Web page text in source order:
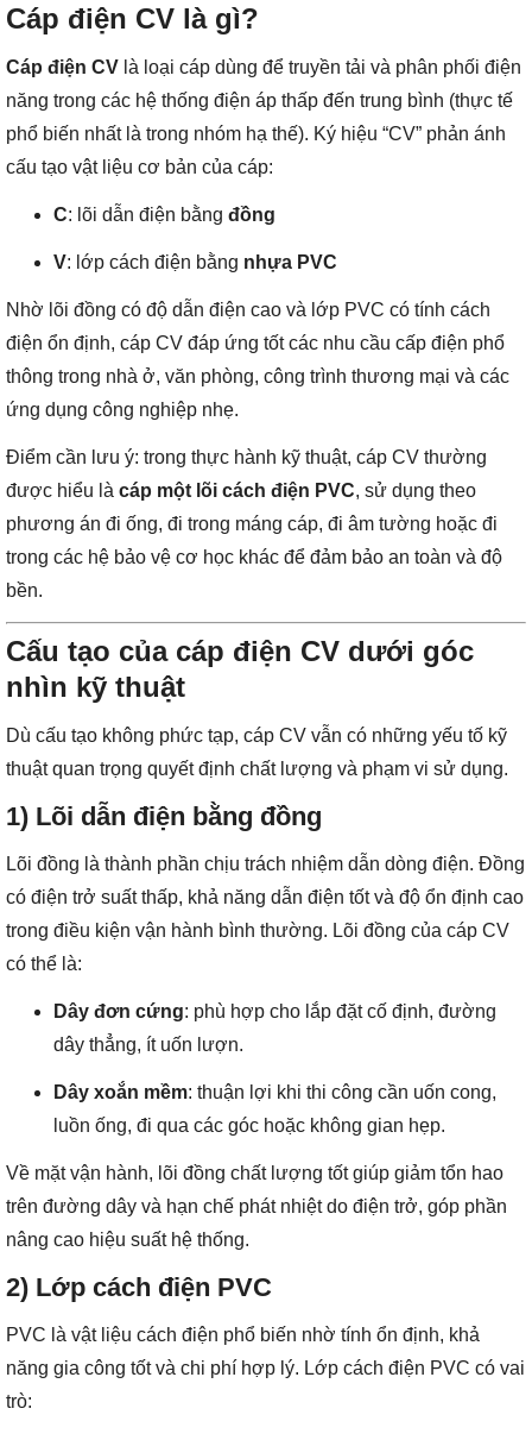
Cáp điện CV là gì?
Cáp điện CV là loại cáp dùng để truyền tải và phân phối điện
năng trong các hệ thống điện áp thấp đến trung bình (thực tế
phổ biến nhất là trong nhóm hạ thế). Ký hiệu “CV” phản ánh
cấu tạo vật liệu cơ bản của cáp:
C: lõi dẫn điện bằng đồng
V: lớp cách điện bằng nhựa PVC
Nhờ lõi đồng có độ dẫn điện cao và lớp PVC có tính cách
điện ổn định, cáp CV đáp ứng tốt các nhu cầu cấp điện phổ
thông trong nhà ở, văn phòng, công trình thương mại và các
ứng dụng công nghiệp nhẹ.
Điểm cần lưu ý: trong thực hành kỹ thuật, cáp CV thường
được hiểu là cáp một lõi cách điện PVC, sử dụng theo
phương án đi ống, đi trong máng cáp, đi âm tường hoặc đi
trong các hệ bảo vệ cơ học khác để đảm bảo an toàn và độ
bền.
Cấu tạo của cáp điện CV dưới góc
nhìn kỹ thuật
Dù cấu tạo không phức tạp, cáp CV vẫn có những yếu tố kỹ
thuật quan trọng quyết định chất lượng và phạm vi sử dụng.
1) Lõi dẫn điện bằng đồng
Lõi đồng là thành phần chịu trách nhiệm dẫn dòng điện. Đồng
có điện trở suất thấp, khả năng dẫn điện tốt và độ ổn định cao
trong điều kiện vận hành bình thường. Lõi đồng của cáp CV
có thể là:
Dây đơn cứng: phù hợp cho lắp đặt cố định, đường
dây thẳng, ít uốn lượn.
Dây xoắn mềm: thuận lợi khi thi công cần uốn cong,
luồn ống, đi qua các góc hoặc không gian hẹp.
Về mặt vận hành, lõi đồng chất lượng tốt giúp giảm tổn hao
trên đường dây và hạn chế phát nhiệt do điện trở, góp phần
nâng cao hiệu suất hệ thống.
2) Lớp cách điện PVC
PVC là vật liệu cách điện phổ biến nhờ tính ổn định, khả
năng gia công tốt và chi phí hợp lý. Lớp cách điện PVC có vai
trò: